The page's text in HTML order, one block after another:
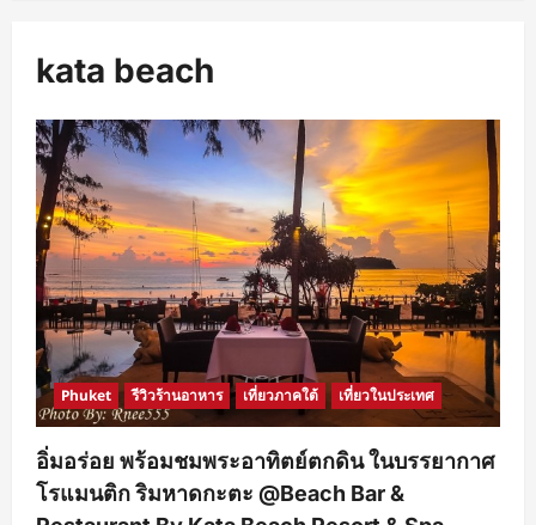
kata beach
Phuket รีวิวร้านอาหาร เที่ยวภาคใต้ เที่ยวในประเทศ
อิ่มอร่อย พร้อมชมพระอาทิตย์ตกดิน ในบรรยากาศ
โรแมนติก ริมหาดกะตะ @Beach Bar &